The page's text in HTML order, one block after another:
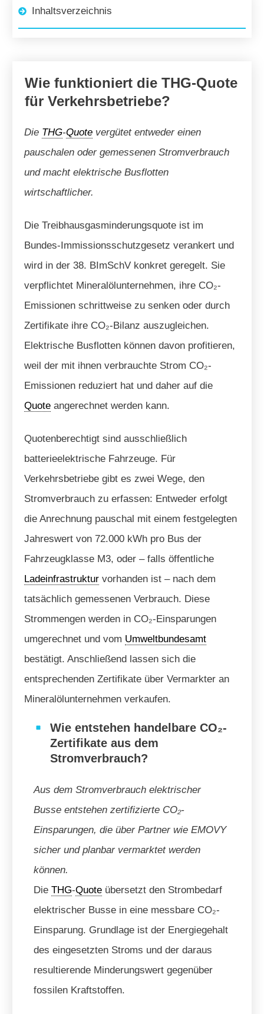
Inhaltsverzeichnis
Wie funktioniert die THG-Quote
für Verkehrsbetriebe?
Die THG-Quote vergütet entweder einen
pauschalen oder gemessenen Stromverbrauch
und macht elektrische Busflotten
wirtschaftlicher.
Die Treibhausgasminderungsquote ist im
Bundes-Immissionsschutzgesetz verankert und
wird in der 38. BImSchV konkret geregelt. Sie
verpflichtet Mineralölunternehmen, ihre CO₂-
Emissionen schrittweise zu senken oder durch
Zertifikate ihre CO₂-Bilanz auszugleichen.
Elektrische Busflotten können davon profitieren,
weil der mit ihnen verbrauchte Strom CO₂-
Emissionen reduziert hat und daher auf die
Quote angerechnet werden kann.
Quotenberechtigt sind ausschließlich
batterieelektrische Fahrzeuge. Für
Verkehrsbetriebe gibt es zwei Wege, den
Stromverbrauch zu erfassen: Entweder erfolgt
die Anrechnung pauschal mit einem festgelegten
Jahreswert von 72.000 kWh pro Bus der
Fahrzeugklasse M3, oder – falls öffentliche
Ladeinfrastruktur vorhanden ist – nach dem
tatsächlich gemessenen Verbrauch. Diese
Strommengen werden in CO₂-Einsparungen
umgerechnet und vom Umweltbundesamt
bestätigt. Anschließend lassen sich die
entsprechenden Zertifikate über Vermarkter an
Mineralölunternehmen verkaufen.
Wie entstehen handelbare CO₂-
Zertifikate aus dem
Stromverbrauch?
Aus dem Stromverbrauch elektrischer
Busse entstehen zertifizierte CO₂-
Einsparungen, die über Partner wie EMOVY
sicher und planbar vermarktet werden
können.
Die THG-Quote übersetzt den Strombedarf
elektrischer Busse in eine messbare CO₂-
Einsparung. Grundlage ist der Energiegehalt
des eingesetzten Stroms und der daraus
resultierende Minderungswert gegenüber
fossilen Kraftstoffen.